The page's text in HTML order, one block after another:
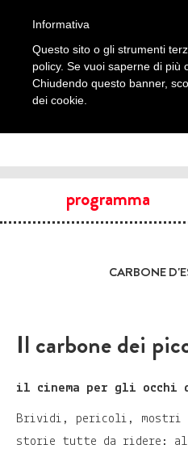
programma
CARBONE
Il carbone dei
il cinema per gli occhi
Brividi, pericoli, mostri
storie tutte da ridere: al
Informativa
Questo sito o gli strumenti
policy. Se vuoi saperne di
Chiudendo questo banner,
dei cookie.